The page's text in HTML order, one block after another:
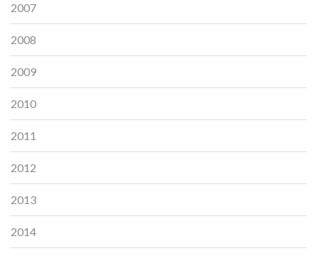
2007
2008
2009
2010
2011
2012
2013
2014